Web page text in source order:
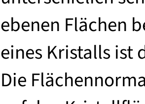
ebenen Flächen
eines Kristalls ist
Die